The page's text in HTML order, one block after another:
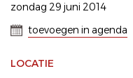
zondag 29 juni 2014
toevoegen in agenda
LOCATIE